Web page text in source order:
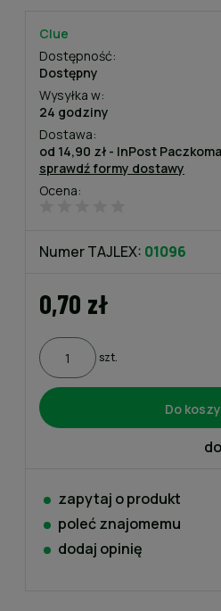
Ocena:
Clue
Dostępność:
Dostępny
Wysyłka w:
24 godziny
Dostawa:
od 14,90 zł - InPost
Cena nie zawiera
sprawdź formy dostawy
Numer TAJLEX: 01096
0,70 zł
szt.
Do
zapytaj o produkt
poleć znajomemu
dodaj opinię